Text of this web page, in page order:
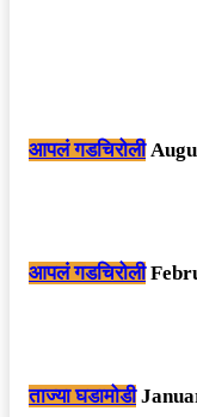
आपलं गडचिरोली
आपलं गडचिरोली
ताज्या घडामोडी